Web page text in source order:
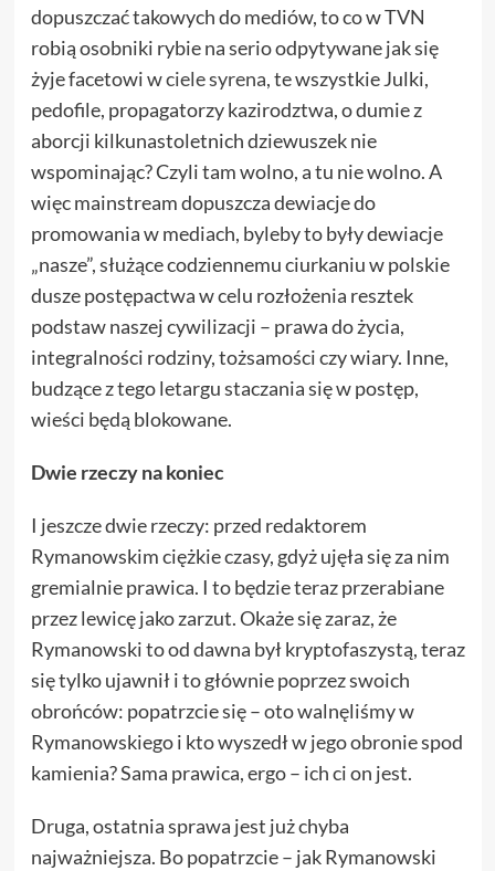
dopuszczać takowych do mediów, to co w TVN
robią osobniki rybie na serio odpytywane jak się
żyje facetowi wciele syrena, te wszystkie Julki,
pedofile, propagatorzy kazirodztwa, o dumie z
aborcji kilkunastoletnich dziewuszek nie
wspominając? Czyli tam wolno, a tu nie wolno. A
więc mainstream dopuszcza dewiacje do
promowania w mediach, byleby to były dewiacje
„nasze”, służące codziennemu ciurkaniu w polskie
dusze postępactwa w celu rozłożenia resztek
podstaw naszej cywilizacji – prawa do życia,
integralności rodziny, tożsamości czy wiary. Inne,
budzące z tego letargu staczania się w postęp,
wieści będą blokowane.
Dwie rzeczy na koniec
I jeszcze dwie rzeczy: przed redaktorem
Rymanowskim ciężkie czasy, gdyż ujęła się za nim
gremialnie prawica. I to będzie teraz przerabiane
przez lewicę jako zarzut. Okaże się zaraz, że
Rymanowski to od dawna był kryptofaszystą, teraz
się tylko ujawnił i to głównie poprzez swoich
obrońców: popatrzcie się – oto walnęliśmy w
Rymanowskiego i kto wyszedł w jego obronie spod
kamienia? Sama prawica, ergo – ich ci on jest.
Druga, ostatnia sprawa jest już chyba
najważniejsza. Bo popatrzcie – jak Rymanowski